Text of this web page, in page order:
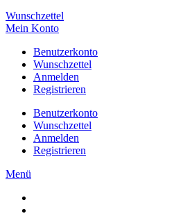
Wunschzettel
Mein Konto
Benutzerkonto
Wunschzettel
Anmelden
Registrieren
Benutzerkonto
Wunschzettel
Anmelden
Registrieren
Menü